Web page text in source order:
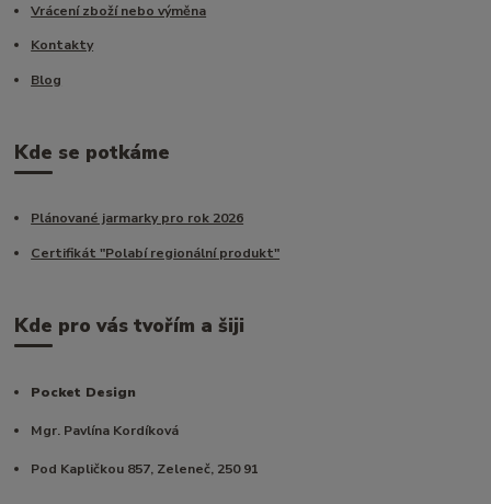
Vrácení zboží nebo výměna
Kontakty
Blog
Kde se potkáme
Plánované jarmarky pro rok 2026
Certifikát "Polabí regionální produkt"
Kde pro vás tvořím a šiji
Pocket Design
Mgr. Pavlína Kordíková
Pod Kapličkou 857, Zeleneč, 250 91